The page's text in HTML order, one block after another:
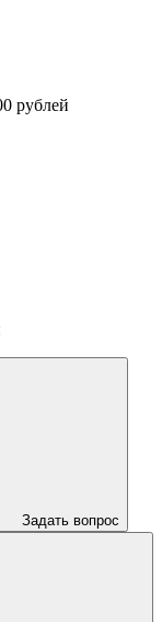
рублей
Задать вопрос